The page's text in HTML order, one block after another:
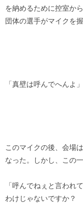
を納めるために控室か
団体の選手がマイクを
「真壁は呼んでへんよ」
このマイクの後、会場
なった。しかし、この
「呼んでねぇと言われ
わけじゃないですか？